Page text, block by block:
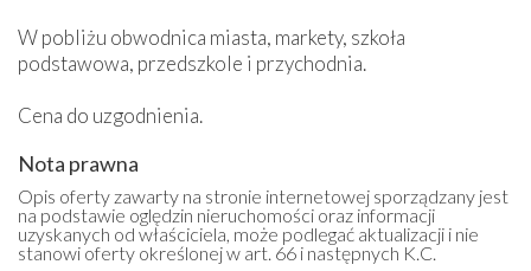
W pobliżu obwodnica miasta, markety, szkoła
podstawowa, przedszkole i przychodnia.
Cena do uzgodnienia.
Nota prawna
Opis oferty zawarty na stronie internetowej sporządzany jest
na podstawie oględzin nieruchomości oraz informacji
uzyskanych od właściciela, może podlegać aktualizacji i nie
stanowi oferty określonej w art. 66 i następnych K.C.